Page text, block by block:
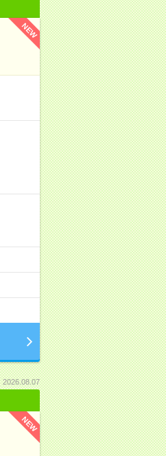
NEW
2026.08.07
NEW